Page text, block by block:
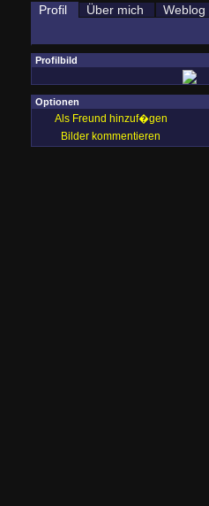
Profil Über mich Weblog
Profilbild
Optionen
Als Freund hinzuf�gen
Bilder kommentieren